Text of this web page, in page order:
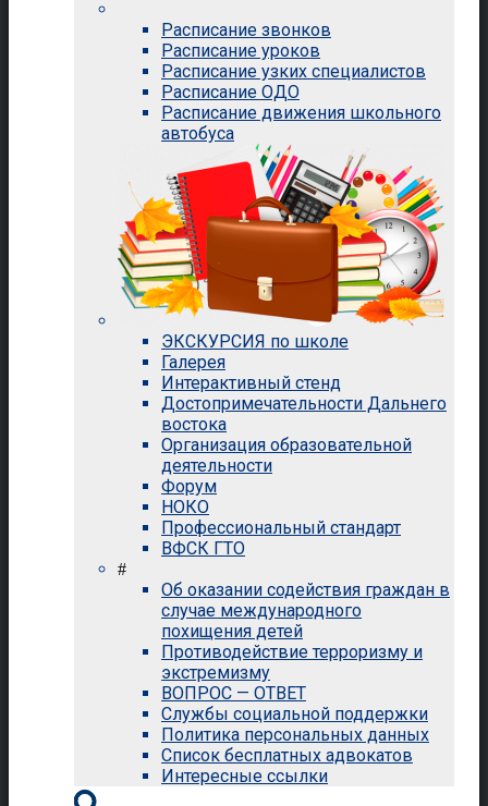
Расписание звонков
Расписание уроков
Расписание узких специалистов
Расписание ОДО
Расписание движения школьного
автобуса
ЭКСКУРСИЯ по школе
Галерея
Интерактивный стенд
Достопримечательности Дальнего
востока
Организация образовательной
деятельности
Форум
НОКО
Профессиональный стандарт
ВФСК ГТО
#
Об оказании содействия граждан в
случае международного
похищения детей
Противодействие терроризму и
экстремизму
ВОПРОС — ОТВЕТ
Службы социальной поддержки
Политика персональных данных
Список бесплатных адвокатов
Интересные ссылки